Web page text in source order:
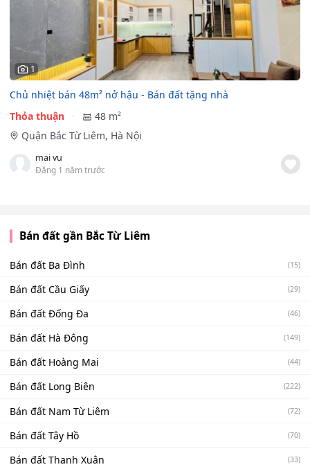
1
Chủ nhiệt bán 48m² nở hậu - Bán đất tặng nhà
Thỏa thuận
48 m²
Quận Bắc Từ Liêm, Hà Nội
mai vu
Đăng 1 năm trước
Bán đất gần Bắc Từ Liêm
Bán đất Ba Đình (15)
Bán đất Cầu Giấy (29)
Bán đất Đống Đa (46)
Bán đất Hà Đông (149)
Bán đất Hoàng Mai (44)
Bán đất Long Biên (222)
Bán đất Nam Từ Liêm (72)
Bán đất Tây Hồ (70)
Bán đất Thanh Xuân (33)